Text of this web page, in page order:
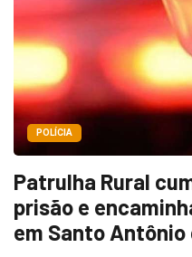
POLÍCIA
Patrulha Rural
prisão e
em Santo